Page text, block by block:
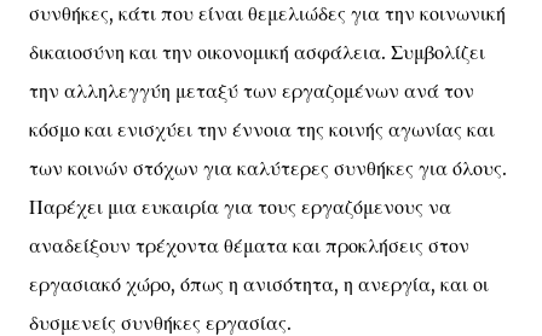
συνθήκες, κάτι που είναι θεμελιώδες για την κοινωνική
δικαιοσύνη και την οικονομική ασφάλεια. Συμβολίζει
την αλληλεγγύη μεταξύ των εργαζομένων ανά τον
κόσμο και ενισχύει την έννοια της κοινής αγωνίας και
των κοινών στόχων για καλύτερες συνθήκες για όλους.
Παρέχει μια ευκαιρία για τους εργαζόμενους να
αναδείξουν τρέχοντα θέματα και προκλήσεις στον
εργασιακό χώρο, όπως η ανισότητα, η ανεργία, και οι
δυσμενείς συνθήκες εργασίας.